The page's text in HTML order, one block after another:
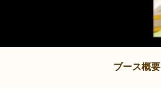
ブース概要